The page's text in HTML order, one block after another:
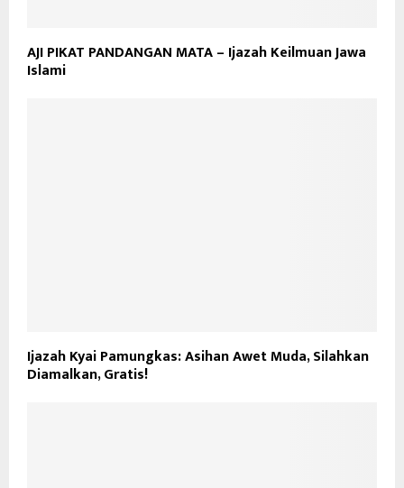
AJI PIKAT PANDANGAN MATA – Ijazah Keilmuan Jawa
Islami
Ijazah Kyai Pamungkas: Asihan Awet Muda, Silahkan
Diamalkan, Gratis!